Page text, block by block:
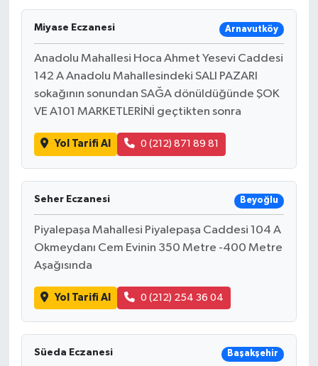
Miyase Eczanesi Arnavutköy
Anadolu Mahallesi Hoca Ahmet Yesevi Caddesi
142 A Anadolu Mahallesindeki SALI PAZARI
sokağının sonundan SAĞA dönüldüğünde ŞOK
VE A101 MARKETLERİNİ geçtikten sonra
Yol Tarifi Al 0 (212) 871 89 81
Seher Eczanesi Beyoğlu
Piyalepaşa Mahallesi Piyalepaşa Caddesi 104 A
Okmeydanı Cem Evinin 350 Metre -400 Metre
Aşağısında
Yol Tarifi Al 0 (212) 254 36 04
Süeda Eczanesi Başakşehir